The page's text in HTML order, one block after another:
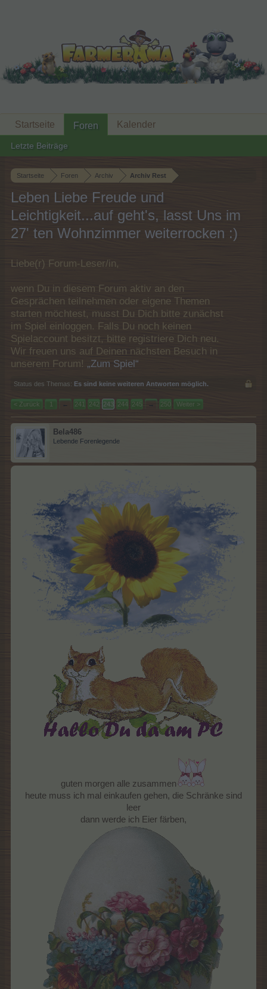
Startseite Foren Archiv Archiv Rest
Leben Liebe Freude und
Leichtigkeit...auf geht's, lasst Uns im
27' ten Wohnzimmer weiterrocken :)
Liebe(r) Forum-Leser/in,
wenn Du in diesem Forum aktiv an den
Gesprächen teilnehmen oder eigene Themen
starten möchtest, musst Du Dich bitte zunächst
im Spiel einloggen. Falls Du noch keinen
Spielaccount besitzt, bitte registriere Dich neu.
Wir freuen uns auf Deinen nächsten Besuch in
unserem Forum! „Zum Spiel“
Status des Themas: Es sind keine weiteren Antworten möglich.
< Zurück 1 ← 241 242 243 244 245 → 250 Weiter >
Bela486
Lebende Forenlegende
guten morgen alle zusammen
heute muss ich mal einkaufen gehen, die Schränke sind
leer
dann werde ich Eier färben,
Startseite Foren
Letzte Beiträge
Kalender